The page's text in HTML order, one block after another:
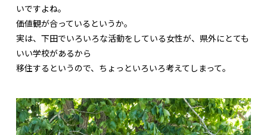
いですよね。
価値観が合っているというか。
実は、下田でいろいろな活動をしている女性が、県外にとても
いい学校があるから
移住するというので、ちょっといろいろ考えてしまって。